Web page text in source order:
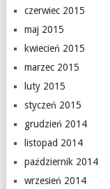
czerwiec 2015
maj 2015
kwiecień 2015
marzec 2015
luty 2015
styczeń 2015
grudzień 2014
listopad 2014
październik 2014
wrzesień 2014